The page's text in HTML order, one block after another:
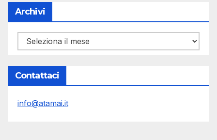
Archivi
Archivi
Contattaci
info@atamai.it